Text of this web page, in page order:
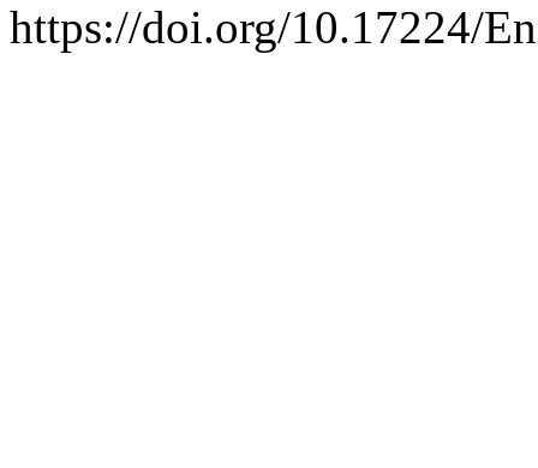
https://doi.org/10.17224/